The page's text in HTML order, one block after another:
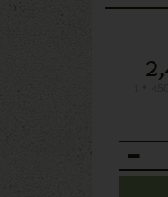
Anzahl